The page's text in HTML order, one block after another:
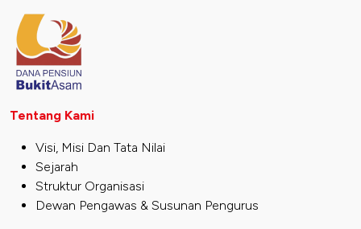
Tentang Kami
Visi, Misi Dan Tata Nilai
Sejarah
Struktur Organisasi
Dewan Pengawas & Susunan Pengurus